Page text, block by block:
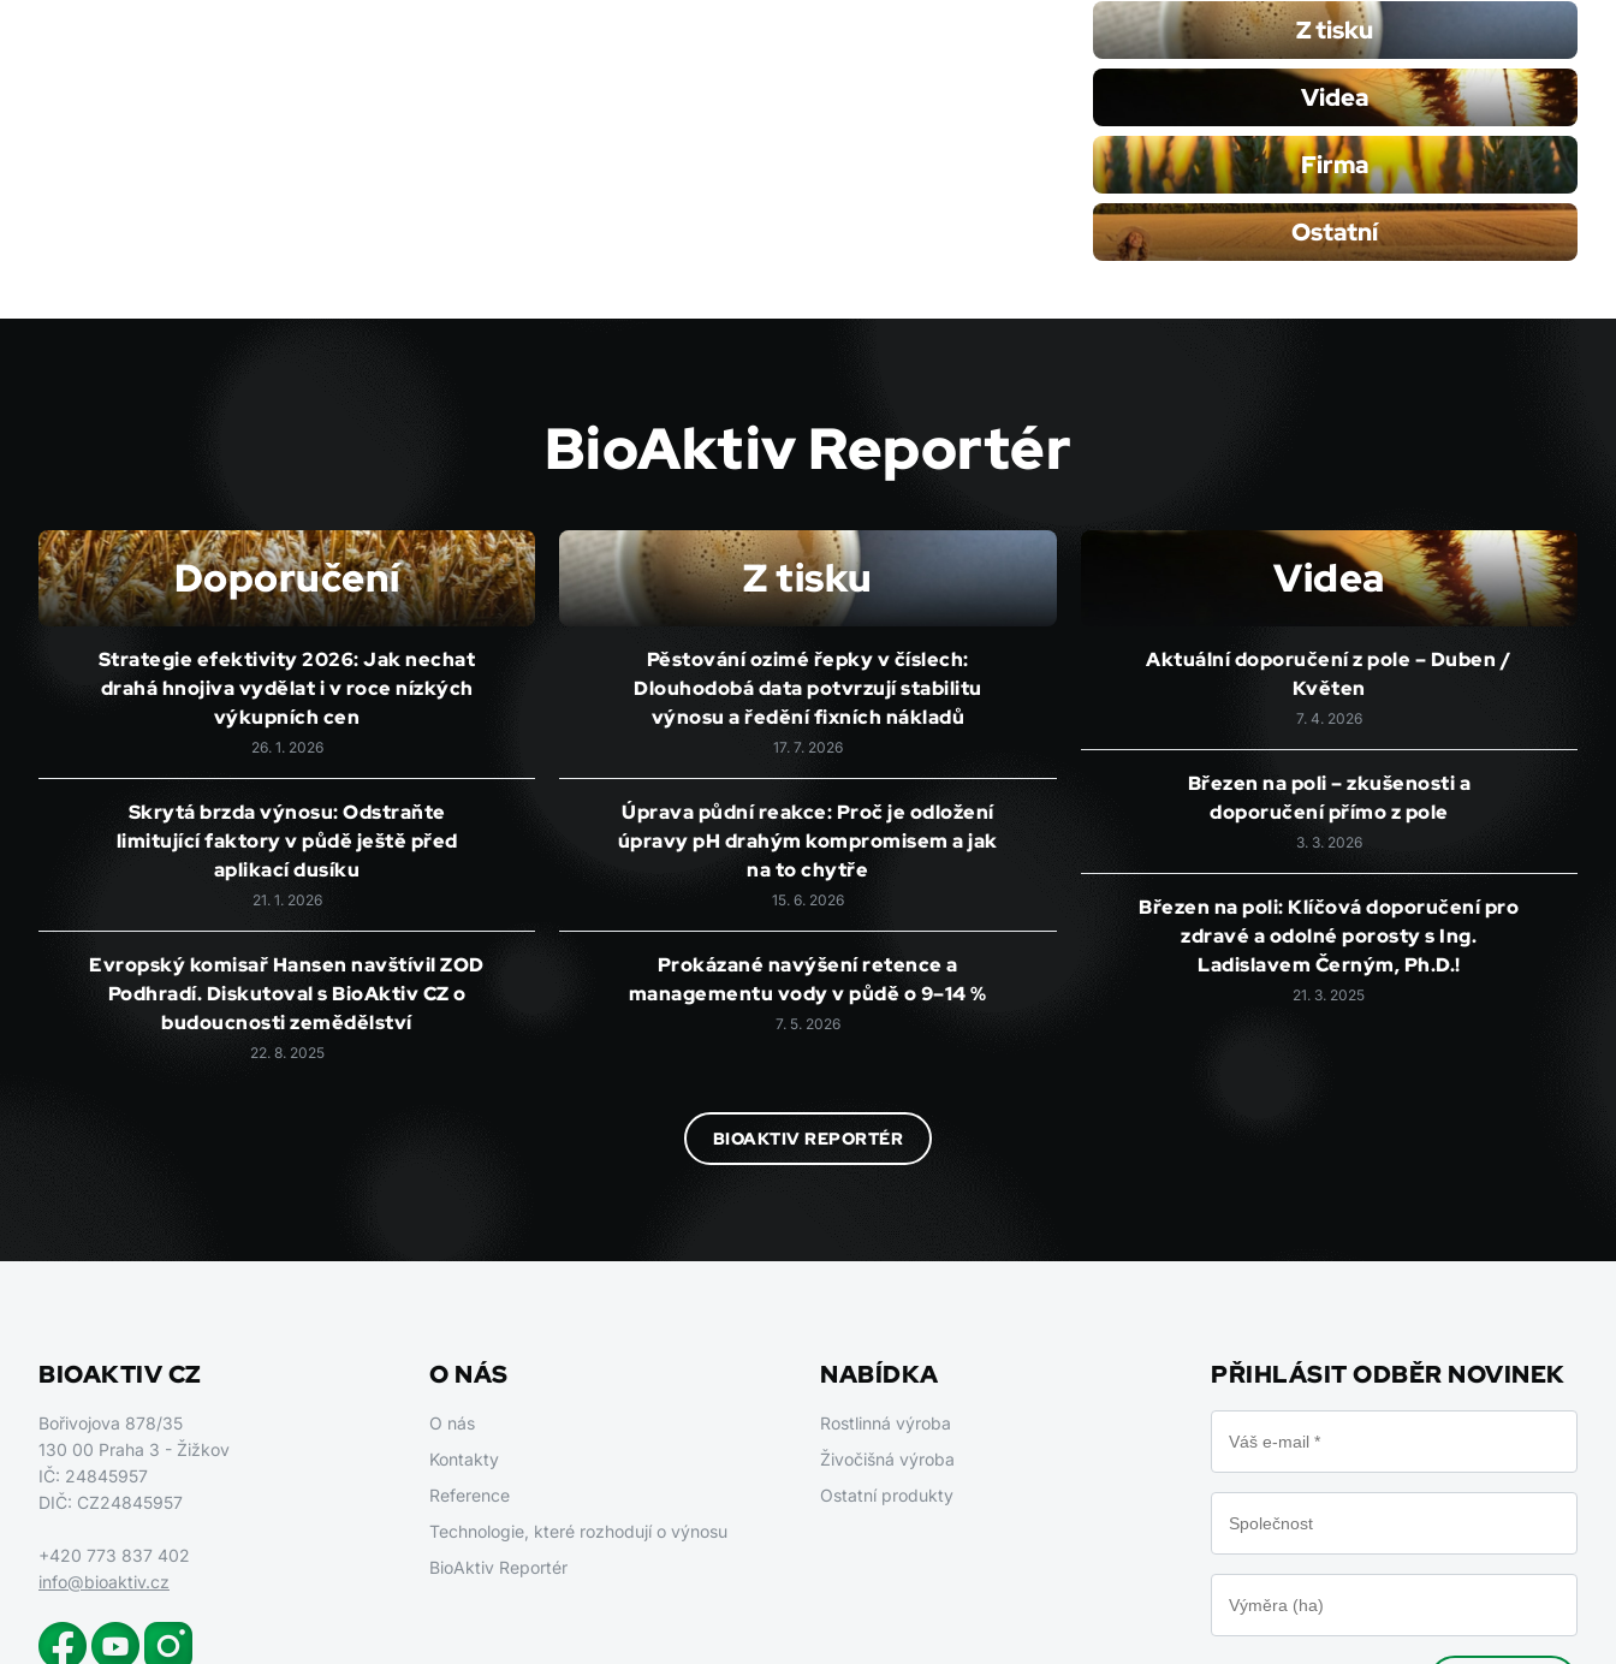
Z tisku
Videa
Firma
Ostatní
BioAktiv Reportér
Doporučení
Strategie efektivity 2026: Jak nechat
drahá hnojiva vydělat i v roce nízkých
výkupních cen
26. 1. 2026
Skrytá brzda výnosu: Odstraňte
limitující faktory v půdě ještě před
aplikací dusíku
21. 1. 2026
Evropský komisař Hansen navštívil ZOD
Podhradí. Diskutoval s BioAktiv CZ o
budoucnosti zemědělství
22. 8. 2025
Z tisku
Pěstování ozimé řepky v číslech:
Dlouhodobá data potvrzují stabilitu
výnosu a ředění fixních nákladů
17. 7. 2026
Úprava půdní reakce: Proč je odložení
úpravy pH drahým kompromisem a jak
na to chytře
15. 6. 2026
Prokázané navýšení retence a
managementu vody v půdě o 9–14 %
7. 5. 2026
Videa
Aktuální doporučení z pole – Duben /
Květen
7. 4. 2026
Březen na poli – zkušenosti a
doporučení přímo z pole
3. 3. 2026
Březen na poli: Klíčová doporučení pro
zdravé a odolné porosty s Ing.
Ladislavem Černým, Ph.D.!
21. 3. 2025
BIOAKTIV REPORTÉR
BIOAKTIV CZ
Bořivojova 878/35
130 00 Praha 3 - Žižkov
IČ: 24845957
DIČ: CZ24845957
+420 773 837 402
info@bioaktiv.cz
O NÁS
O nás
Kontakty
Reference
Technologie, které rozhodují o výnosu
BioAktiv Reportér
NABÍDKA
Rostlinná výroba
Živočišná výroba
Ostatní produkty
PŘIHLÁSIT ODBĚR NOVINEK